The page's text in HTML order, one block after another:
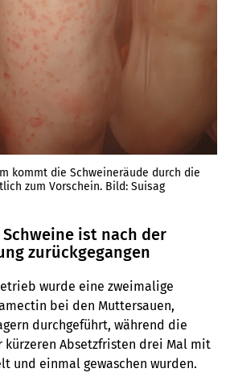
kommt die Schweineräude durch die
zum Vorschein. Bild: Suisag
Schweine ist nach der
zurückgegangen
wurde eine zweimalige
bei den Muttersauen,
durchgeführt, während die
kürzeren Absetzfristen drei Mal mit
und einmal gewaschen wurden.